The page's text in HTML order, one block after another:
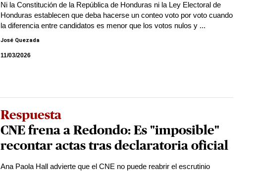
Ni la Constitución de la República de Honduras ni la Ley Electoral de
Honduras establecen que deba hacerse un conteo voto por voto cuando
la diferencia entre candidatos es menor que los votos nulos y ...
José Quezada
11/03/2026
Respuesta
CNE frena a Redondo: Es "imposible"
recontar actas tras declaratoria oficial
Ana Paola Hall advierte que el CNE no puede reabrir el escrutinio